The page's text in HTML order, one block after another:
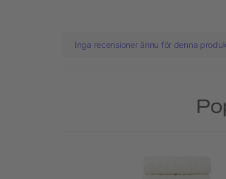
Inga recensioner ännu för denna